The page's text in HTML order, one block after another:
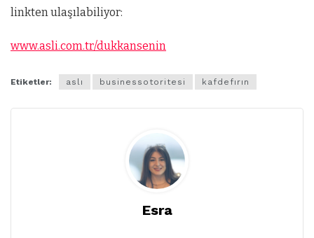
linkten ulaşılabiliyor:
www.asli.com.tr/dukkansenin
Etiketler: aslı businessotoritesi kafdefırın
Esra